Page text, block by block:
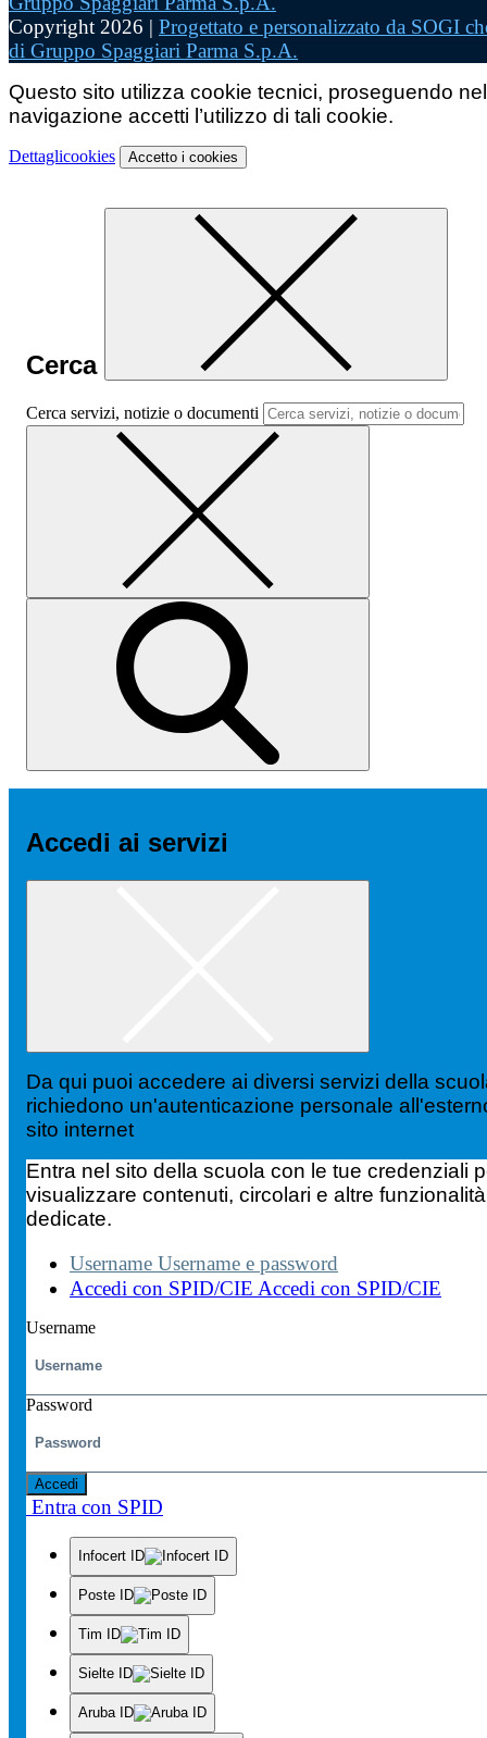
Copyright 2026 | Progettato e personalizzato da SOGI
di Gruppo Spaggiari Parma S.p.A.
Questo sito utilizza cookie tecnici, proseguendo
navigazione accetti l’utilizzo di tali cookie.
Dettaglicookies Accetto i cookies
Cerca
Cerca servizi, notizie o documenti
Accedi ai servizi
Da qui puoi accedere ai diversi servizi della
richiedono un'autenticazione personale
sito internet
Entra nel sito della scuola con le tue credenziali
visualizzare contenuti, circolari e altre
dedicate.
Username Username e password
Accedi con SPID/CIE Accedi con SPID/CIE
Username
Password
Accedi
Entra con SPID
Infocert ID
Poste ID
Tim ID
Sielte ID
Aruba ID